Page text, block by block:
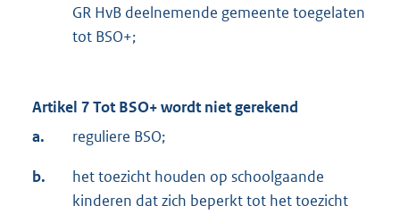
GR HvB deelnemende gemeente toegelaten
tot BSO+;
Artikel 7 Tot BSO+ wordt niet gerekend
a.
reguliere BSO;
b.
het toezicht houden op schoolgaande
kinderen dat zich beperkt tot het toezicht